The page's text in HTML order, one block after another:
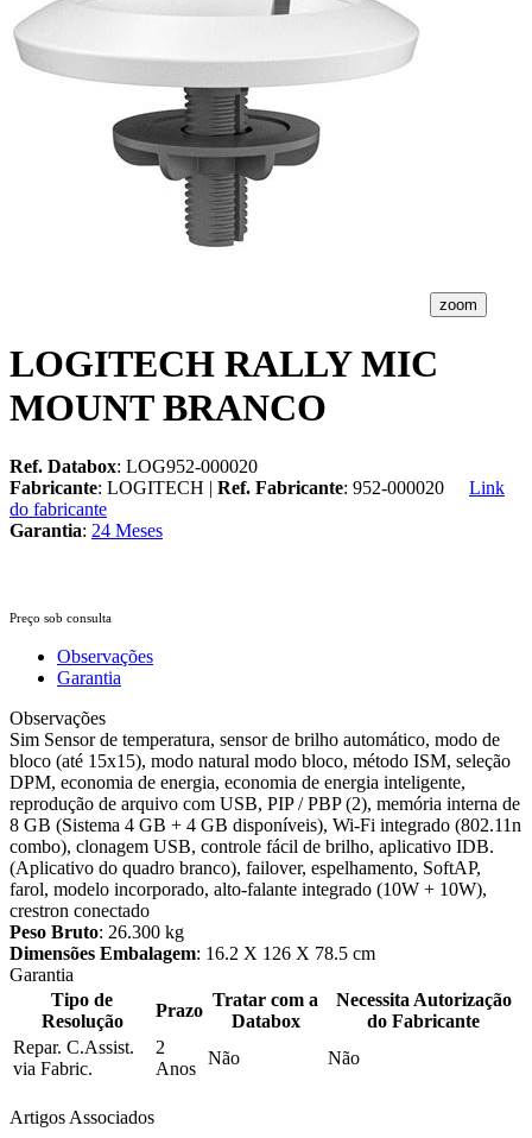
zoom
LOGITECH RALLY MIC
MOUNT BRANCO
Ref. Databox: LOG952-000020
Fabricante: LOGITECH | Ref. Fabricante: 952-000020
Link
do fabricante
Garantia: 24 Meses
Preço sob consulta
Observações
Garantia
Observações
Sim Sensor de temperatura, sensor de brilho automático, modo de
bloco (até 15x15), modo natural modo bloco, método ISM, seleção
DPM, economia de energia, economia de energia inteligente,
reprodução de arquivo com USB, PIP / PBP (2), memória interna de
8 GB (Sistema 4 GB + 4 GB disponíveis), Wi-Fi integrado (802.11n
combo), clonagem USB, controle fácil de brilho, aplicativo IDB.
(Aplicativo do quadro branco), failover, espelhamento, SoftAP,
farol, modelo incorporado, alto-falante integrado (10W + 10W),
crestron conectado
Peso Bruto: 26.300 kg
Dimensões Embalagem: 16.2 X 126 X 78.5 cm
Garantia
Tipo de
Resolução
Prazo
Tratar com a
Databox
Necessita Autorização
do Fabricante
Repar. C.Assist.
via Fabric.
2
Anos
Não Não
Artigos Associados